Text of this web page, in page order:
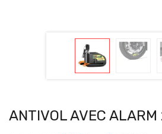
ANTIVOL AVEC ALARM